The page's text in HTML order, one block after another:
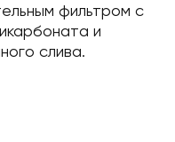
фильтром с
и
слива.